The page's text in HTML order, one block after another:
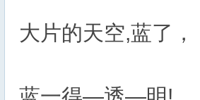
大片的天空,蓝了，